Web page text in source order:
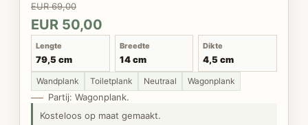
EUR 69,00
EUR 50,00
Lengte
79,5 cm
Breedte
14 cm
Dikte
4,5 cm
Wandplank Toiletplank Neutraal Wagonplank
Partij: Wagonplank.
Kosteloos op maat gemaakt.